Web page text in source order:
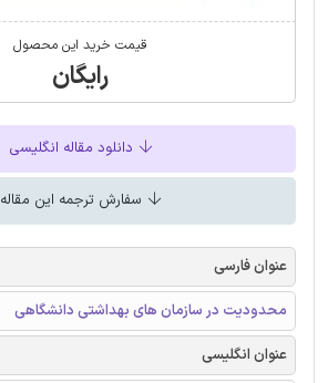
قیمت خرید این محصول
رایگان
دانلود مقاله انگلیسی
سفارش ترجمه این مقاله
عنوان فارسی
محدودیت در سازمان های بهداشتی دانشگاهی
عنوان انگلیسی